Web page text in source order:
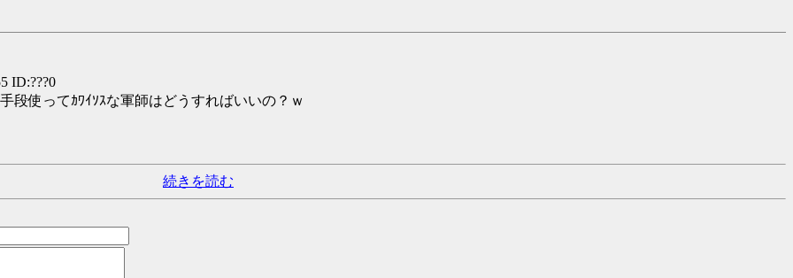
ID:???0
使ってｶﾜｲｿｽな軍師はどうすればいいの？ｗ
続きを読む